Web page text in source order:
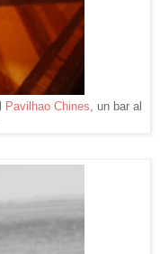
Pavilhao Chines, un bar al